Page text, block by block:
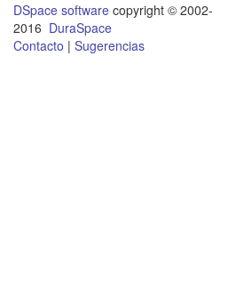
DSpace software copyright © 2002-
2016 DuraSpace
Contacto | Sugerencias